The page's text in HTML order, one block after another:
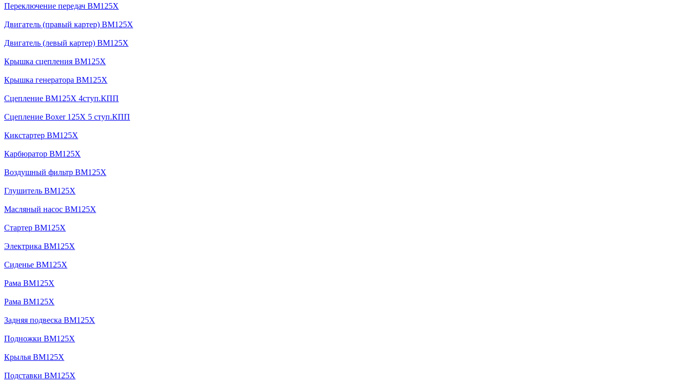
Переключение передач BM125X
Двигатель (правый картер) BM125X
Двигатель (левый картер) BM125X
Крышка сцепления BM125X
Крышка генератора BM125X
Сцепление BM125X 4ступ.КПП
Сцепление Boxer 125X 5 ступ.КПП
Кикстартер BM125X
Карбюратор BM125X
Воздушный фильтр BM125X
Глушитель BM125X
Масляный насос BM125X
Стартер BM125X
Электрика BM125X
Сиденье BM125X
Рама BM125X
Рама BM125X
Задняя подвеска BM125X
Подножки BM125X
Крылья BM125X
Подставки BM125X